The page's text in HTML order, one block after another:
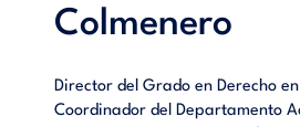
Colmenero
Director del Grado en Derecho
Coordinador del Departamento